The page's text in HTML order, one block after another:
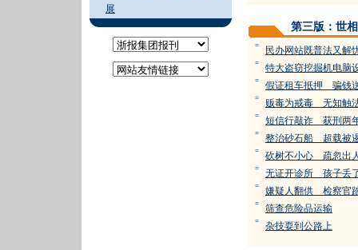
展
第三版：世相
= 民办网站既普法又解
= 特大盗窃挖掘机电脑
= 假证租车抵押 骗钱
= 贩毒为戒毒 无知触
= 短信行敲诈 获刑两
= 整治砂石船 超载被
= 砍树不小心 疏忽出
= 无证开诊所 孩子丢
= 嫌疑人翻供 检察官
= 筛查危险品运输
= 杂技耍到公路上